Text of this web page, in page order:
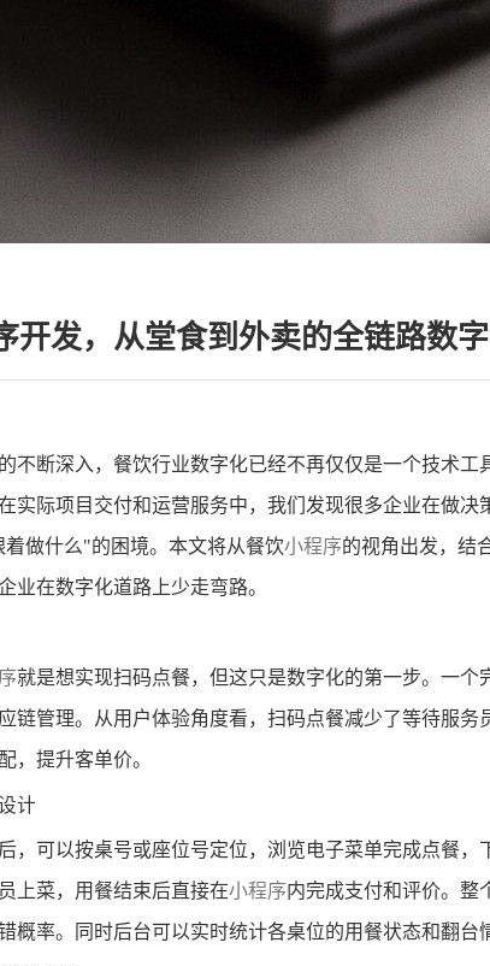
开发，从堂食到外卖的全链路数
不断深入，餐饮行业数字化已经不再仅仅是一个技术
实际项目交付和运营服务中，我们发现很多企业在做决
着做什么"的困境。本文将从餐饮小程序的视角出发，结
业在数字化道路上少走弯路。
就是想实现扫码点餐，但这只是数字化的第一步。一个
链管理。从用户体验角度看，扫码点餐减少了等待服
，提升客单价。
计
后，可以按桌号或座位号定位，浏览电子菜单完成点餐，
上菜，用餐结束后直接在小程序内完成支付和评价。整
概率。同时后台可以实时统计各桌位的用餐状态和翻台